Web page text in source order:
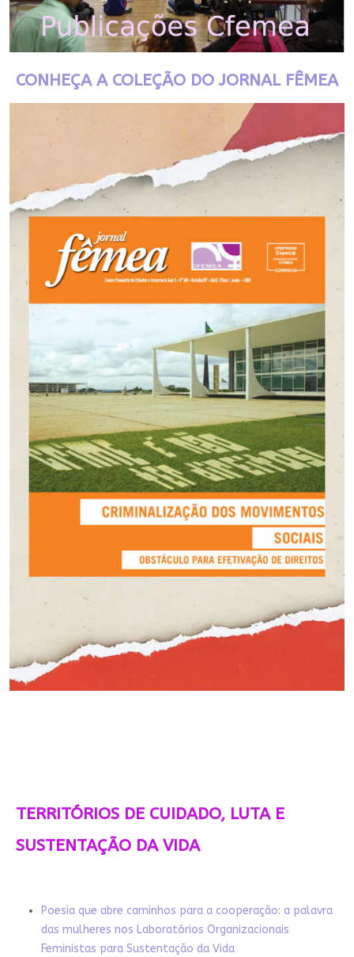
CONHEÇA A COLEÇÃO DO JORNAL FÊMEA
TERRITÓRIOS DE CUIDADO, LUTA E
SUSTENTAÇÃO DA VIDA
Poesia que abre caminhos para a cooperação: a palavra
das mulheres nos Laboratórios Organizacionais
Feministas para Sustentação da Vida